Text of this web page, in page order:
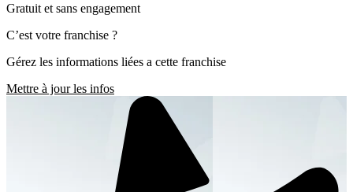
Gratuit et sans engagement
C’est votre franchise ?
Gérez les informations liées a cette franchise
Mettre à jour les infos